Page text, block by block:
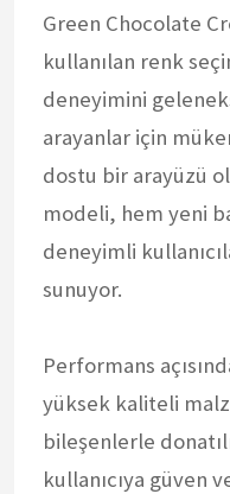
Green Chocolate
kullanılan renk
deneyimini
arayanlar için
dostu bir arayüzü
modeli, hem yeni
deneyimli
sunuyor.
Performans
yüksek kaliteli
bileşenlerle
kullanıcıya güven